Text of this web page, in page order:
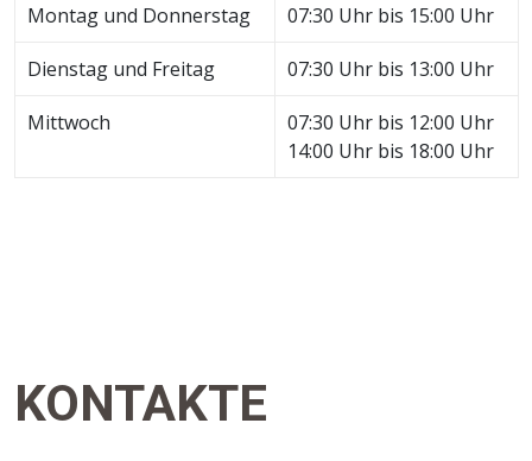
Montag und Donnerstag
07:30 Uhr bis 15:00 Uhr
Dienstag und Freitag 07:30 Uhr bis 13:00 Uhr
Mittwoch
07:30 Uhr bis 12:00 Uhr
14:00 Uhr bis 18:00 Uhr
KONTAKTE